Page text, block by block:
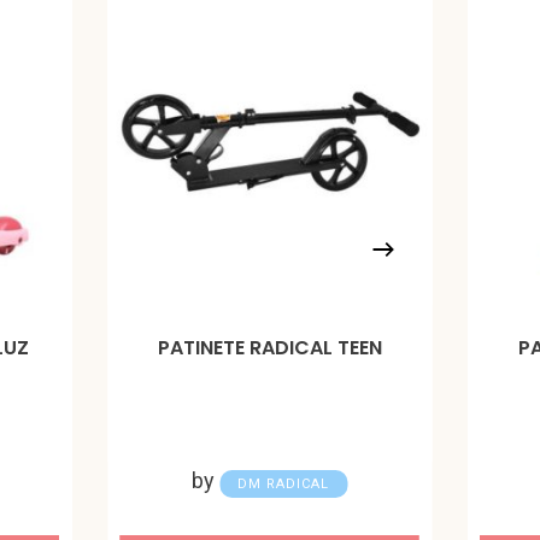
PATINETE RADICAL TEEN
by DM RADICAL